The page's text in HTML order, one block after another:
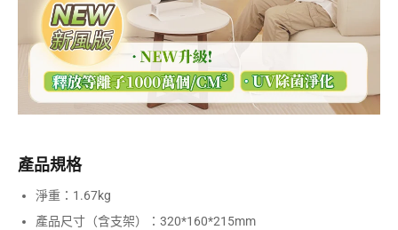
產品規格
淨重：1.67kg
產品尺寸（含支架）：320*160*215mm